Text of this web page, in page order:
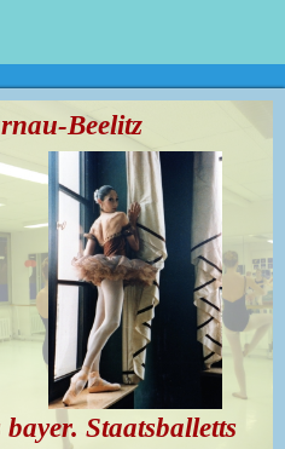
Beelitz
Staatsballetts